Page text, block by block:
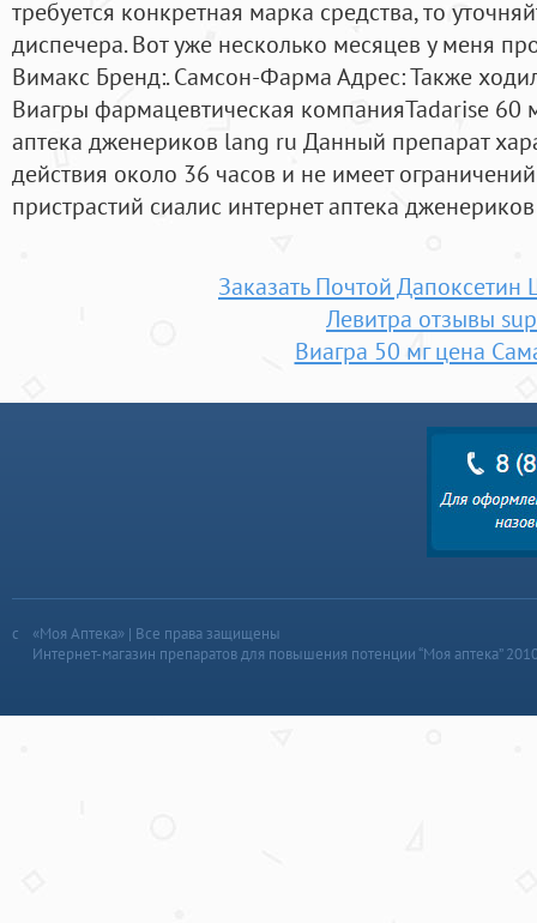
требуется конкретная марка средства, то
диспечера. Вот уже несколько месяцев у меня
Вимакс Бренд:. Самсон-Фарма Адрес: Также
Виагры фармацевтическая компанияTadarise 60
аптека дженериков lang ru Данный препарат
действия около 36 часов и не имеет
пристрастий сиалис интернет аптека
Заказать Почтой Дапоксетин
Левитра отзывы sup
Виагра 50 мг цена
«Моя Аптека» | Все права защищены
Интернет-магазин препаратов для повышения потенции “Моя аптека”